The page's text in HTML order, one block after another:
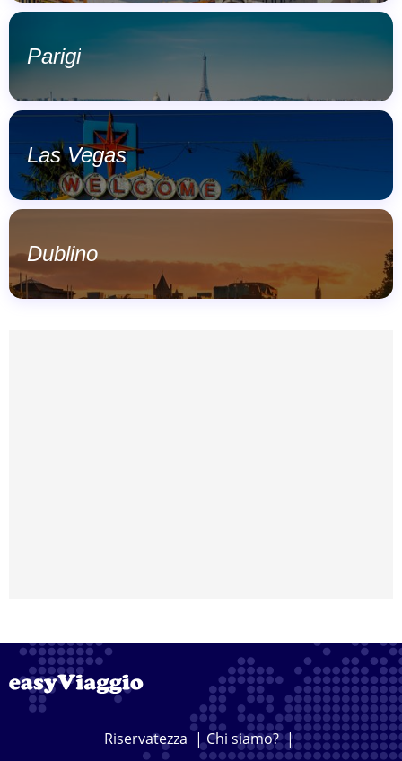
Parigi
Las Vegas
Dublino
Riservatezza |Chi siamo?|